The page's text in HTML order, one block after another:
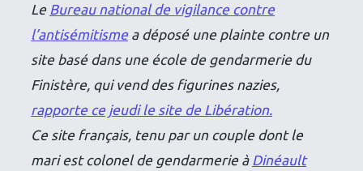
LeBureau national de vigilance contre
l’antisémitismea déposé une plainte contre un
site basé dans une école de gendarmerie du
Finistère, qui vend des figurines nazies,
rapporte ce jeudi le site deLibération.
Ce site français, tenu par un couple dont le
mari est colonel de gendarmerie àDinéault